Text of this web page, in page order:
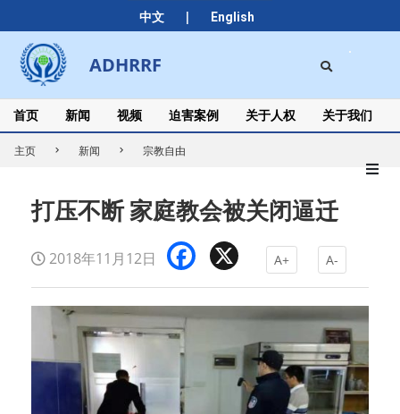
中文 | English
to
content
ADHRRF
Secondary
Navigation
Menu
首页 新闻 视频 迫害案例 关于人权 关于我们
主页 新闻 宗教自由
打压不断 家庭教会被关闭逼迁
2018年11月12日 Facebook A+ A-